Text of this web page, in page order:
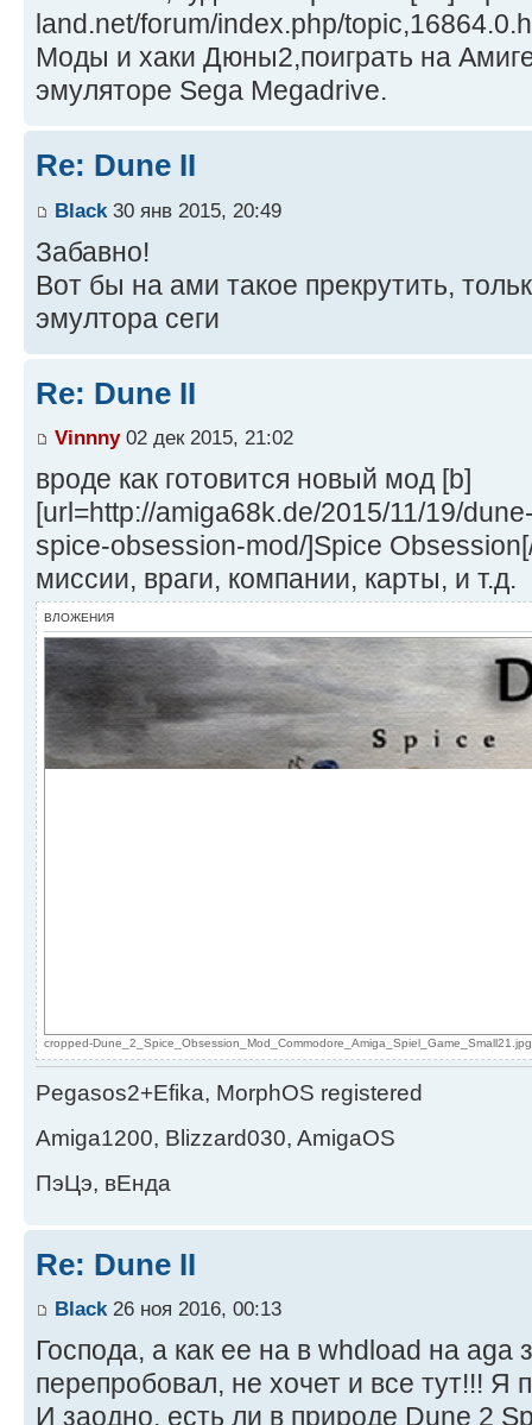
land.net/forum/index.php/
Моды и хаки Дюны2,поиграть на
эмуляторе Sega Megadrive.
Re: Dune II
Black 30 янв 2015, 20:49
Забавно!
Вот бы на ами такое прекрутить,
эмултора сеги
Re: Dune II
Vinnny02 дек 2015, 21:02
вроде как готовится новый мод [b]
[url=http://amiga68k.de/2015/11/19/
spice-obsession-mod/]Spice
миссии, враги, компании, карты, и т.д.
ВЛОЖЕНИЯ
cropped-
Pegasos2+Efika, MorphOS registered
Amiga1200, Blizzard030, AmigaOS
ПэЦэ, вЕнда
Re: Dune II
Black26 ноя 2016, 00:13
Господа, а как ее на в whdload на aga
перепробовал, не хочет и все тут!!! Я
И заодно, есть ли в природе Dune 2